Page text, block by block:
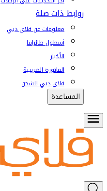
روابط ذات صلة
معلومات عن فلاي دبي
أسطول طائراتنا
الأخبار
الفاتورة الضريبية
فلاي دبي للشحن
المساعدة